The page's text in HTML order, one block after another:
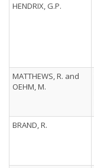
HENDRIX, G.P.
MATTHEWS, R. and
OEHM, M.
BRAND, R.